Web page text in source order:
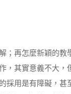
；再怎麼新穎的教
，其實意義不大，
採用是有障礙，甚